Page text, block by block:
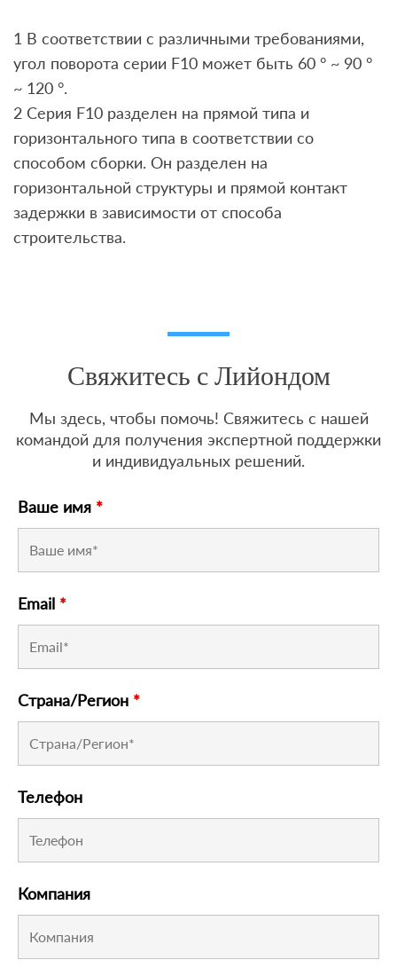
1 В соответствии с различными требованиями,
угол поворота серии F10 может быть 60 ° ~ 90 °
~ 120 °.
2 Серия F10 разделен на прямой типа и
горизонтального типа в соответствии со
способом сборки. Он разделен на
горизонтальной структуры и прямой контакт
задержки в зависимости от способа
строительства.
Свяжитесь с Лийондом
Мы здесь, чтобы помочь! Свяжитесь с нашей
командой для получения экспертной поддержки
и индивидуальных решений.
Ваше имя *
Email *
Страна/Регион *
Телефон
Компания